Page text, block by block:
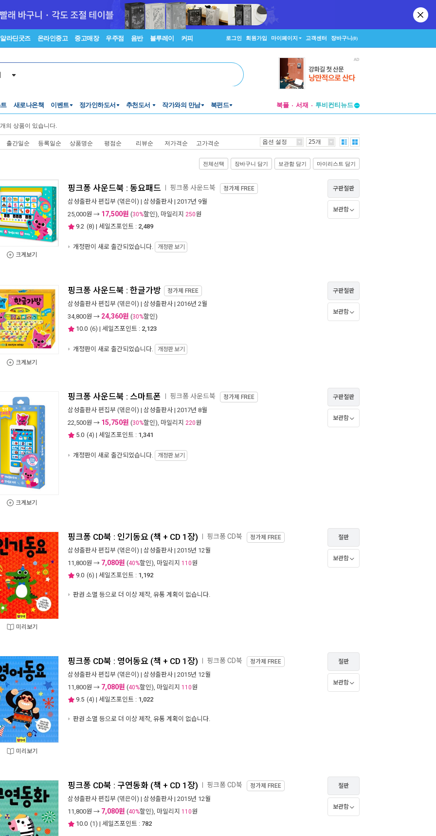
알라딘굿즈 온라인중고 중고매장 우주점 음반 블루레이 커피 로그인 회원가입 마이페이지 고객센터 장바구니(0)
새로나온책 이벤트 정가인하도서 추천도서 작가와의 만남 북펀드 북플 서재
투비컨티뉴드
개의 상품이 있습니다.
출간일순 등록일순 상품명순 평점순 리뷰순 저가격순 고가격순 옵션 설정 25개
전체선택 장바구니 담기 보관함 담기 마이리스트 담기
크게보기
핑크퐁 사운드북 : 동요패드 핑크퐁 사운드북 정가제 FREE
삼성출판사 편집부 (엮은이) | 삼성출판사 | 2017년 9월
25,000원 → 17,500원 (30%할인), 마일리지 250원
9.2 (8) | 세일즈포인트 : 2,489
개정판이 새로 출간되었습니다. 개정판 보기
구판절판
보관함
크게보기
핑크퐁 사운드북 : 한글가방 정가제 FREE
삼성출판사 편집부 (엮은이) | 삼성출판사 | 2016년 2월
34,800원 → 24,360원 (30%할인)
10.0 (6) | 세일즈포인트 : 2,123
개정판이 새로 출간되었습니다. 개정판 보기
구판절판
보관함
크게보기
핑크퐁 사운드북 : 스마트폰 핑크퐁 사운드북 정가제 FREE
삼성출판사 편집부 (엮은이) | 삼성출판사 | 2017년 8월
22,500원 → 15,750원 (30%할인), 마일리지 220원
5.0 (4) | 세일즈포인트 : 1,341
개정판이 새로 출간되었습니다. 개정판 보기
구판절판
보관함
미리보기
핑크퐁 CD북 : 인기동요 (책 + CD 1장) 핑크퐁 CD북 정가제 FREE
삼성출판사 편집부 (엮은이) | 삼성출판사 | 2015년 12월
11,800원 → 7,080원 (40%할인), 마일리지 110원
9.0 (6) | 세일즈포인트 : 1,192
판권 소멸 등으로 더 이상 제작, 유통 계획이 없습니다.
절판
보관함
미리보기
핑크퐁 CD북 : 영어동요 (책 + CD 1장) 핑크퐁 CD북 정가제 FREE
삼성출판사 편집부 (엮은이) | 삼성출판사 | 2015년 12월
11,800원 → 7,080원 (40%할인), 마일리지 110원
9.5 (4) | 세일즈포인트 : 1,022
판권 소멸 등으로 더 이상 제작, 유통 계획이 없습니다.
절판
보관함
핑크퐁 CD북 : 구연동화 (책 + CD 1장) 핑크퐁 CD북 정가제 FREE
삼성출판사 편집부 (엮은이) | 삼성출판사 | 2015년 12월
11,800원 → 7,080원 (40%할인), 마일리지 110원
10.0 (1) | 세일즈포인트 : 782
절판
보관함